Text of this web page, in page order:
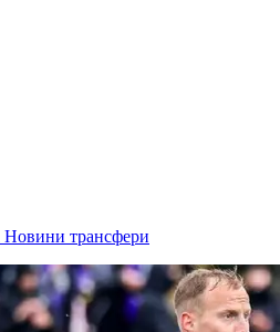
Новини трансфери